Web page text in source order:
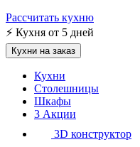
Рассчитать кухню
⚡ Кухня от 5 дней
Кухни на заказ
Кухни
Столешницы
Шкафы
3 Акции
3D конструктор